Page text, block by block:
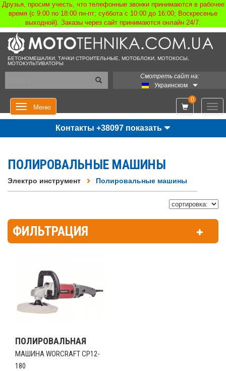
Друзья, просим учесть, что телефонные звонки принимаются в рабочее
время (с 9:00 по 18:00 пн-пт; суббота с 10:00 до 16:00; Воскресенье
выходной). Заказы через сайт принимаются онлайн 24/7.
БЕТОНОМЕШАЛКИ, ТАЧКИ СТРОИТЕЛЬНЫЕ, МОТОБЛОКИ, МОТОКОСЫ,
МОТОКУЛЬТИВАТОРЫ
Смотреть сайт на:
Украинском
Меню
0
Контакты +38097 показать
ПОЛИРОВАЛЬНЫЕ МАШИНЫ
Электро инструмент Полировальные машины
ФИЛЬТРАЦИЯ
ПОЛИРОВАЛЬНАЯ
МАШИНА WORCRAFT CP12-
180